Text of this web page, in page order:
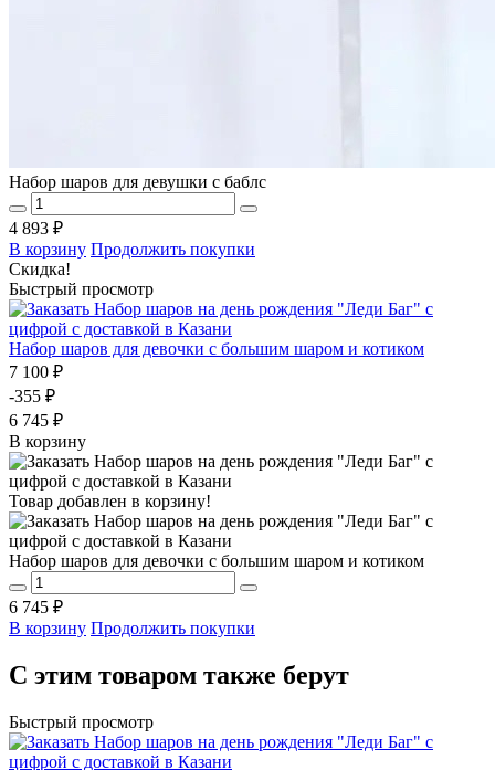
Набор шаров для девушки с баблс
4 893 ₽
В корзину Продолжить покупки
Скидка!
Быстрый просмотр
Набор шаров для девочки с большим шаром и котиком
7 100 ₽
-355 ₽
6 745 ₽
В корзину
Товар добавлен в корзину!
Набор шаров для девочки с большим шаром и котиком
6 745 ₽
В корзину Продолжить покупки
С этим товаром также берут
Быстрый просмотр